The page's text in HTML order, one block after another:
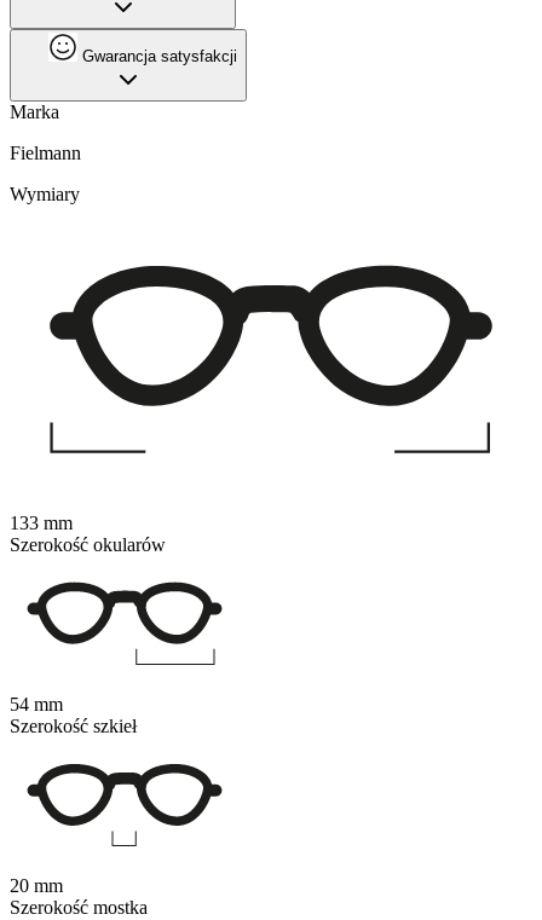
Gwarancja satysfakcji
Marka
Fielmann
Wymiary
133 mm
Szerokość okularów
54 mm
Szerokość szkieł
20 mm
Szerokość mostka